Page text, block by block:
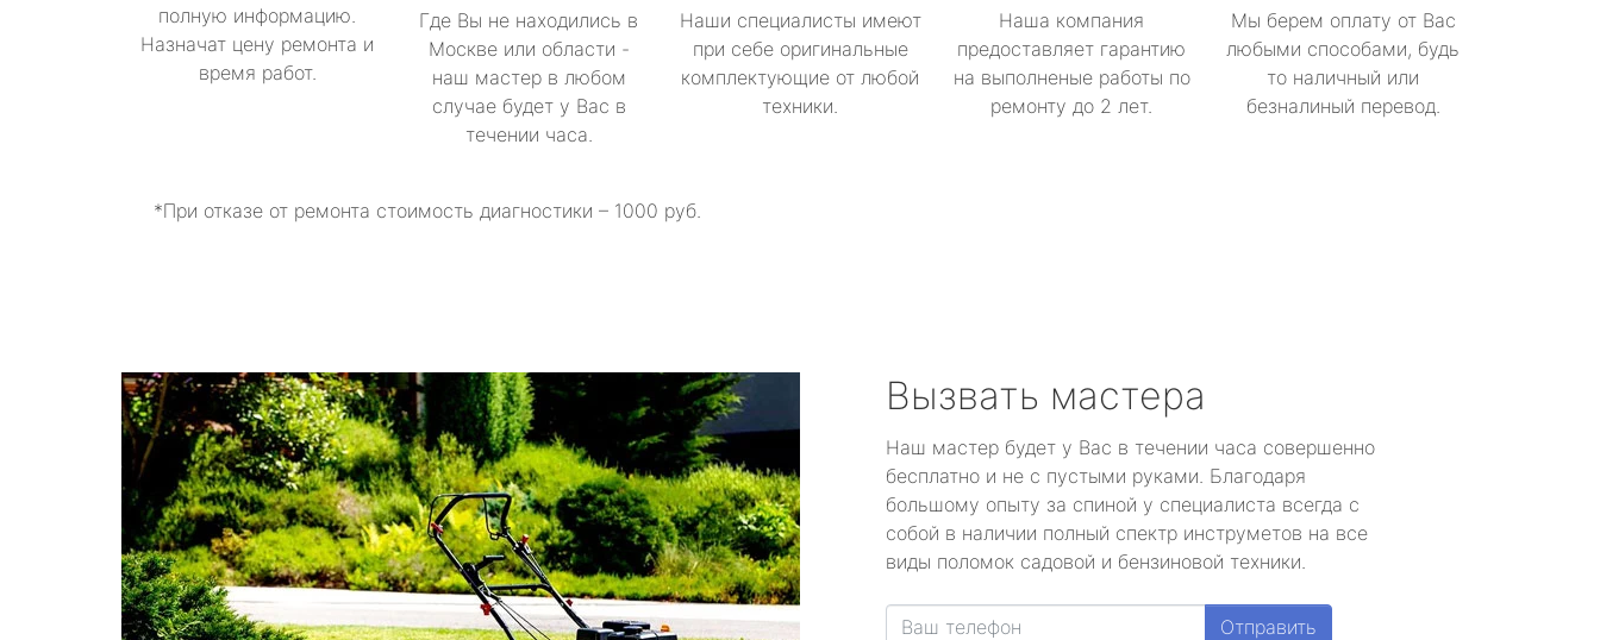
полную информацию.
Назначат цену ремонта и
время работ.
Где Вы не находились в
Москве или области -
наш мастер в любом
случае будет у Вас в
течении часа.
Наши специалисты имеют
при себе оригинальные
комплектующие от любой
техники.
Наша компания
предоставляет гарантию
на выполненые работы по
ремонту до 2 лет.
Мы берем оплату от Вас
любыми способами, будь
то наличный или
безналиный перевод.
*При отказе от ремонта стоимость диагностики – 1000 руб.
Вызвать мастера
Наш мастер будет у Вас в течении часа совершенно
бесплатно и не с пустыми руками. Благодаря
большому опыту за спиной у специалиста всегда с
собой в наличии полный спектр инструметов на все
виды поломок садовой и бензиновой техники.
Отправить